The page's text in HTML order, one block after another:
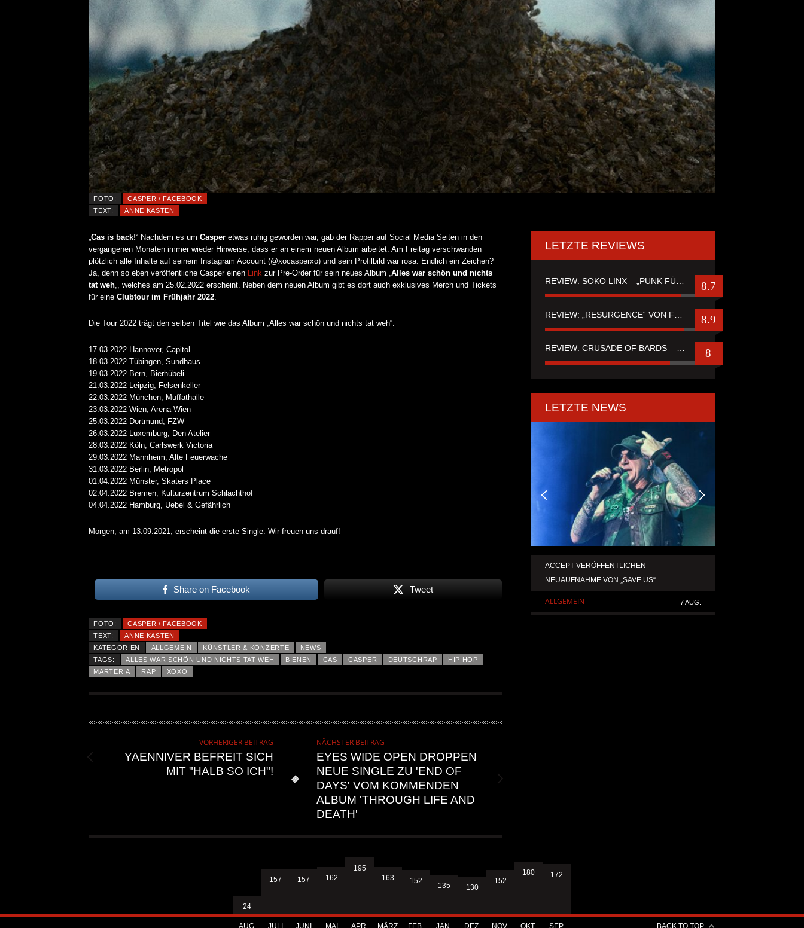
FOTO:
CASPER / FACEBOOK
TEXT:
ANNE KASTEN
Cas is back!“ Nachdem es um Casper etwas ruhig geworden war, gab der Rapper auf Social Media Seiten in den
vergangenen Monaten immer wieder Hinweise, dass er an einem neuen Album arbeitet. Am Freitag verschwanden
plötzlich alle Inhalte auf seinem Instagram Account (@xocasperxo) und sein Profilbild war rosa. Endlich ein Zeichen?
Ja, denn so eben veröffentliche Casper einen
Link zur Pre-Order für sein neues Album „ Alles war schön und nichts
tat weh „, welches am 25.02.2022 erscheint. Neben dem neuen Album gibt es dort auch exklusives Merch und Tickets
für eine Clubtour im Frühjahr 2022
Die Tour 2022 trägt den selben Titel wie das Album „Alles war schön und nichts tat weh“:
17.03.2022 Hannover, Capitol
18.03.2022 Tübingen, Sundhaus
19.03.2022 Bern, Bierhübeli
21.03.2022 Leipzig, Felsenkeller
22.03.2022 München, Muffathalle
23.03.2022 Wien, Arena Wien
25.03.2022 Dortmund, FZW
26.03.2022 Luxemburg, Den Atelier
28.03.2022 Köln, Carlswerk Victoria
29.03.2022 Mannheim, Alte Feuerwache
31.03.2022 Berlin, Metropol
01.04.2022 Münster, Skaters Place
02.04.2022 Bremen, Kulturzentrum Schlachthof
04.04.2022 Hamburg, Uebel & Gefährlich
Morgen, am 13.09.2021, erscheint die erste Single. Wir freuen uns drauf!
Share on Facebook Tweet
FOTO:
CASPER / FACEBOOK
TEXT:
ANNE KASTEN
KATEGORIEN
ALLGEMEIN KÜNSTLER & KONZERTE
NEWS
TAGS:
ALLES WAR SCHÖN UND NICHTS TAT WEH BIENEN CAS CASPER DEUTSCHRAP
HIP HOP
MARTERIA
RAP XOXO
VORHERIGER BEITRAG
YAENNIVER BEFREIT SICH
MIT "HALB SO ICH"!
NÄCHSTER BEITRAG
EYES WIDE OPEN DROPPEN
NEUE SINGLE ZU 'END OF
DAYS' VOM KOMMENDEN
ALBUM 'THROUGH LIFE AND
DEATH'
LETZTE REVIEWS
8.7
REVIEW: „RESURGENCE“ VON FUTURE PALACE 8.9
REVIEW: CRUSADE OF BARDS – “TALES OF DISTANT WORLDS“ 8
LETZTE NEWS
ACCEPT VERÖFFENTLICHEN
NEUAUFNAHME VON „SAVE US“
ALLGEMEIN 7 AUG.
SOFA? NEIN! AB IN DIE SPUTNIKHALLE!
TO LIFE“ AUS SEINEM KOMMENDEN
SOLOALBUM „BORN WITH A HAMMER“
24
AUG.
157
JULI
157
JUNI
162
MAI
195
APR.
163
MÄRZ
152
FEB.
135
JAN.
130
DEZ.
152
NOV.
180
OKT.
172
SEP. BACK TO TOP